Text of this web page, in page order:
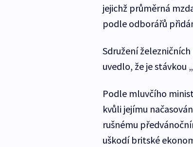
jejichž průměrná
podle odborářů
Sdružení
uvedlo, že je stávkou
Podle mluvčího
kvůli jejímu
rušnému
uškodí britské